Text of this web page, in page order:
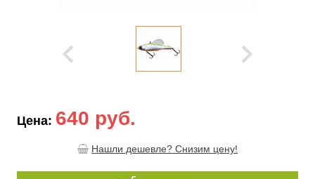
Цена: 640 руб.
Нашли дешевле? Снизим цену!